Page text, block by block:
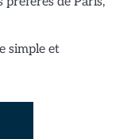
simple et